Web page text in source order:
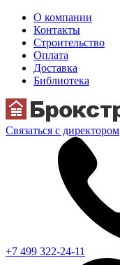
О компании
Контакты
Строительство
Оплата
Доставка
Библиотека
Связаться с директором
+7 499 322-24-11